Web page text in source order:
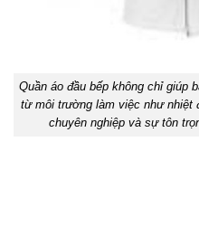
Quần áo đầu bếp không chỉ giúp
từ môi trường làm việc như nhiệt
chuyên nghiệp và sự tôn